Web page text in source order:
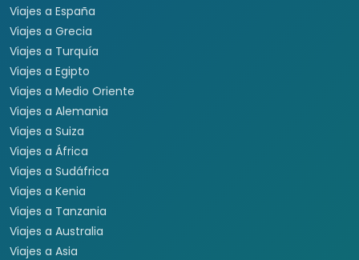
Viajes a España
Viajes a Grecia
Viajes a Turquía
Viajes a Egipto
Viajes a Medio Oriente
Viajes a Alemania
Viajes a Suiza
Viajes a África
Viajes a Sudáfrica
Viajes a Kenia
Viajes a Tanzania
Viajes a Australia
Viajes a Asia